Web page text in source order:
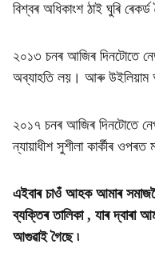
বিশ্বৰ অধিকাংশ ঠাই ঘুৰি
২০১৩ চনৰ আজিৰ দিনটোতে
অব্যাহতি লয়। আৰু উইলিয়াম
২০১৭ চনৰ আজিৰ দিনটোতে
ন্যায়াধীশ সুশীলা কাৰ্কীৰ
এইবাৰ চাওঁ আহক আমাৰ
ব্যক্তিৰ তালিকা , যাৰ দ্বাৰা
আগুৱাই গৈছে ৷